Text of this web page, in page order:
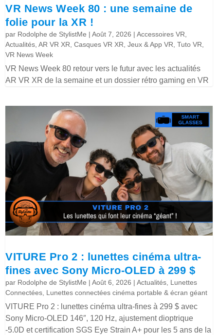
VR News Week 80 : une semaine de
folie pour la XR !
par Rodolphe de StylistMe |Août 7, 2026 |Accessoires VR,
Actualités,AR VR XR,Casques VR XR,Jeux & App VR,Tuto VR,
VR News Week
VR News Week 80 retour vers le futur avec les actualités
AR VR XR de la semaine et un dossier rétro gaming en VR
VITURE Pro 2 : lunettes cinéma ultra-
fines avec Sony Micro-OLED à 299 $
par Rodolphe de StylistMe |Août 6, 2026 |Actualités, Lunettes
Connectées, Lunettes connectées cinéma portable & écran géant
VITURE Pro 2 : lunettes cinéma ultra-fines à 299 $ avec
Sony Micro-OLED 146″, 120 Hz, ajustement dioptrique
-5.0D et certification SGS Eye Strain A+ pour les 5 ans de la